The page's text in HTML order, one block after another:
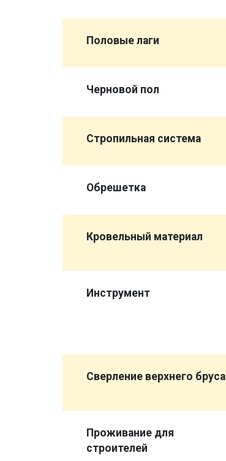
Половые лаги
Черновой пол
Стропильная система
Обрешетка
Кровельный материал
Инструмент
Сверление верхнего бруса
Проживание для
строителей